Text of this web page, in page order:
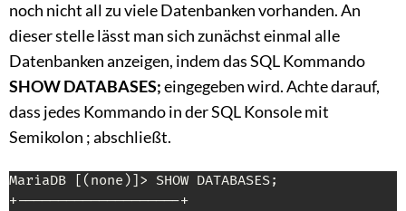
noch nicht all zu viele Datenbanken vorhanden. An
dieser stelle lässt man sich zunächst einmal alle
Datenbanken anzeigen, indem das SQL Kommando
SHOW DATABASES;eingegeben wird. Achte darauf,
dass jedes Kommando in der SQL Konsole mit
Semikolon ; abschließt.
MariaDB [(none)]> SHOW DATABASES;
+--------------------+